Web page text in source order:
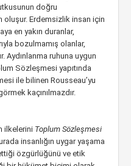
doğru
Erdemsizlik insan için
en yakın duranlar,
bozulmamış olanlar,
Aydınlanma ruhuna uygun
Sözleşmesi yapıtında
ile bilinen Rousseau’yu
kaçınılmazdır.
ilkelerini Toplum Sözleşmesi
insanlığın uygar yaşama
özgürlüğünü ve etik